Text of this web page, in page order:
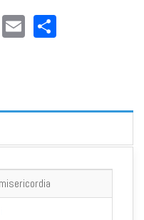
LinkedIn
Email